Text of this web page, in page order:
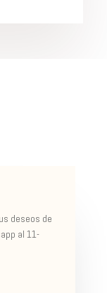
deseos de
al 11-